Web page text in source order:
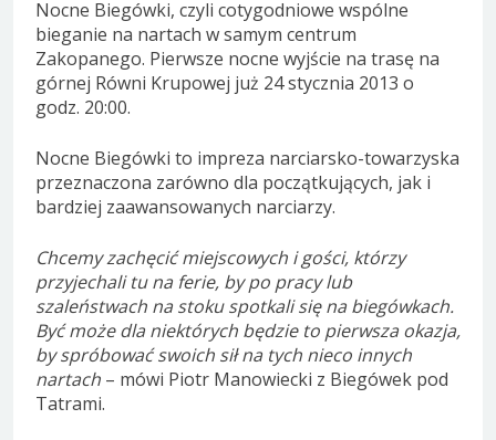
Nocne Biegówki, czyli cotygodniowe wspólne
bieganie na nartach w samym centrum
Zakopanego. Pierwsze nocne wyjście na trasę na
górnej Równi Krupowej już 24 stycznia 2013 o
godz. 20:00.
Nocne Biegówki to impreza narciarsko-towarzyska
przeznaczona zarówno dla początkujących, jak i
bardziej zaawansowanych narciarzy.
Chcemy zachęcić miejscowych i gości, którzy
przyjechali tu na ferie, by po pracy lub
szaleństwach na stoku spotkali się na biegówkach.
Być może dla niektórych będzie to pierwsza okazja,
by spróbować swoich sił na tych nieco innych
nartach – mówi Piotr Manowiecki z Biegówek pod
Tatrami.